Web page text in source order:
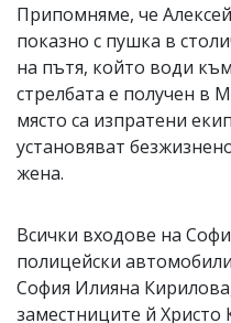
Припомняме, че
показно с пушка в
на пътя, който води
стрелбата е получен в
място са изпратени
установяват
жена.
Всички входове на
полицейски
София Илияна
заместниците й